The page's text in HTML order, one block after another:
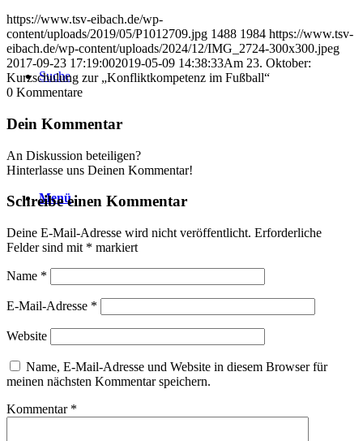
Suche
Menü
https://www.tsv-eibach.de/wp-
content/uploads/2019/05/P1012709.jpg 1488 1984 https://www.tsv-
eibach.de/wp-content/uploads/2024/12/IMG_2724-300x300.jpeg
2017-09-23 17:19:002019-05-09 14:38:33Am 23. Oktober:
Kurzschulung zur „Konfliktkompetenz im Fußball“
0 Kommentare
Dein Kommentar
An Diskussion beteiligen?
Hinterlasse uns Deinen Kommentar!
Schreibe einen Kommentar
Deine E-Mail-Adresse wird nicht veröffentlicht. Erforderliche
Felder sind mit * markiert
Name *
E-Mail-Adresse *
Website
Name, E-Mail-Adresse und Website in diesem Browser für
meinen nächsten Kommentar speichern.
Kommentar *